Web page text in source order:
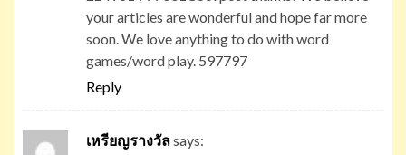
your articles are wonderful and hope far more
soon. We love anything to do with word
games/word play. 597797
Reply
เหรียญรางวัลsays: